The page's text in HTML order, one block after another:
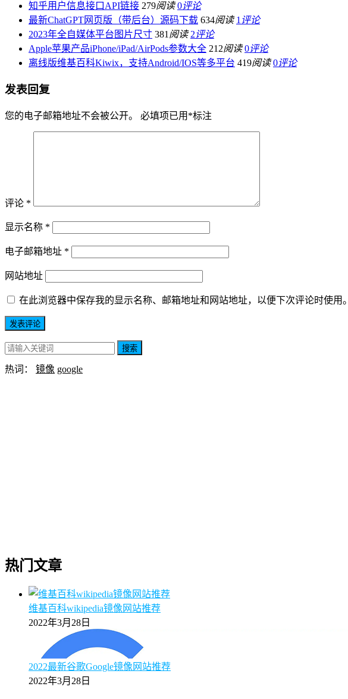
知乎用户信息接口API链接 279阅读 0评论
最新ChatGPT网页版（带后台）源码下载 634阅读 1 评论
2023年全自媒体平台图片尺寸 381 阅读 2评论
Apple苹果产品iPhone/iPad/AirPods参数大全 212阅读 0评论
离线版维基百科Kiwix，支持Android/IOS等多平台 419阅读 0评论
发表回复
您的电子邮箱地址不会被公开。 必填项已用 *标注
评论 *
显示名称 *
电子邮箱地址 *
网站地址
在此浏览器中保存我的显示名称、邮箱地址和网站地址，以便下次评论时使用。
搜索
热词： 镜像 google
热门文章
维基百科wikipedia镜像网站推荐
2022年3月28日
2022最新谷歌Google镜像网站推荐
2022年3月28日